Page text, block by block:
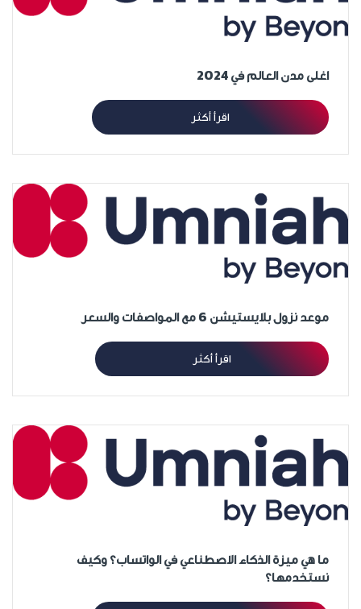
اغلى مدن العالم في 2024
اقرأ أكثر
موعد نزول بلايستيشن 6 مع المواصفات والسعر
اقرأ أكثر
ما هي ميزة الذكاء الاصطناعي في الواتساب؟ وكيف
نستخدمها؟